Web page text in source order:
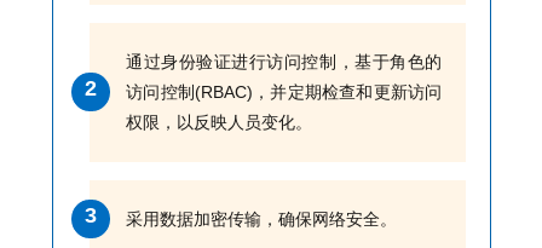
2
通过身份验证进行访问控制，基于角色的
访问控制(RBAC)，并定期检查和更新访问
权限，以反映人员变化。
3 采用数据加密传输，确保网络安全。